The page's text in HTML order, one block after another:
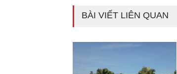
BÀI VIẾT LIÊN QUAN